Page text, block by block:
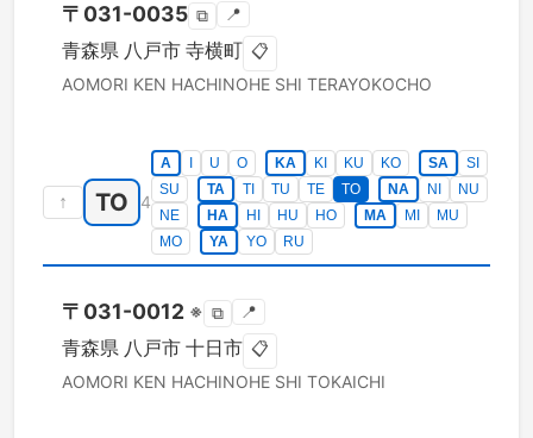
〒 031-0035 ⧉ 📍
青森県 八戸市 寺横町 📋
AOMORI KEN HACHINOHE SHI TERAYOKOCHO
↑ TO 4
A U O KA KI KU KO SA
SI
SU
TA TI TU TE TO NA NI
NU
NE
HA HI HU HO MA MI
MU
MO
YA YO RU
〒 031-0012 ※ ⧉ 📍
青森県 八戸市 十日市 📋
AOMORI KEN HACHINOHE SHI TOKAICHI